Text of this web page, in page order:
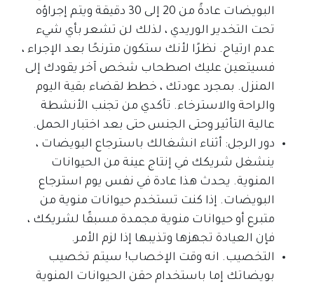
البويضات عادةً من 20 إلى 30 دقيقة ويتم إجراؤه
تحت التخدير الوريدي ، لذلك لن تشعر بأي شيء
عدم ارتياح. نظرًا لأنك ستكون مترنحًا بعد الإجراء ،
فسيتعين عليك اصطحاب شخص آخر يقودك إلى
المنزل. بمجرد عودتك ، خطط لقضاء بقية اليوم
والراحة والاسترخاء. تأكدي من تجنب الأنشطة
عالية التأثير وحتى الجنس حتى بعد اختبار الحمل.
دور الرجل: أثناء انشغالك باسترجاع البويضات ،
ينشغل شريكك في إنتاج عينة من الحيوانات
المنوية. يحدث هذا عادة في نفس يوم استرجاع
البويضات. إذا كنت تستخدم حيوانات منوية من
متبرع أو حيوانات منوية مجمدة مسبقًا لشريكك ،
فإن العيادة تجهزها وتذيبها إذا لزم الأمر.
التخصيب. انه وقت الإخصاب! سيتم تخصيب
بويضاتك إما باستخدام حقن الحيوانات المنوية